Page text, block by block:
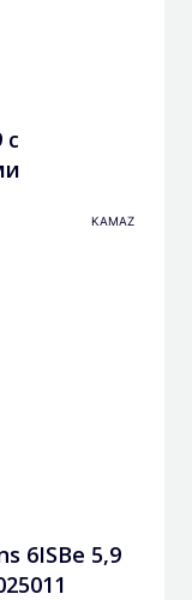
с
KAMAZ
6ISBe 5,9